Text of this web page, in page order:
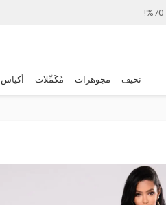
نحيف مجوهرات مُكَمِّلات أكياس